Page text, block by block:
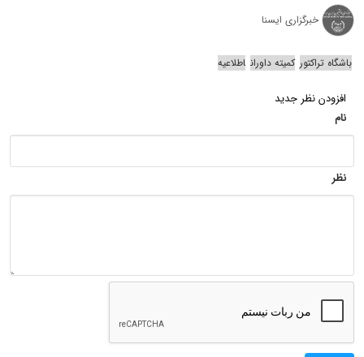
خبرگزاری ایسنا
باشگاه تراکتور کمیته داوران اطلاعیه
افزودن نظر جدید
نام
نظر